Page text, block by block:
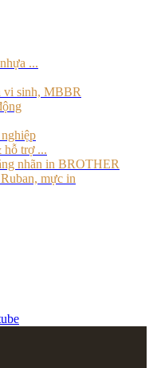
...
vi sinh, MBBR
hỗ trợ ...
nhãn in BROTHER
mực in